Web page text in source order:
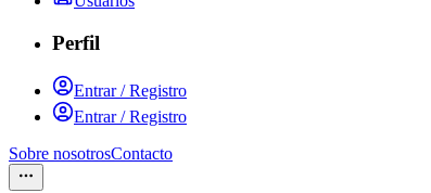
Perfil
Entrar / Registro
Entrar / Registro
Sobre nosotrosContacto